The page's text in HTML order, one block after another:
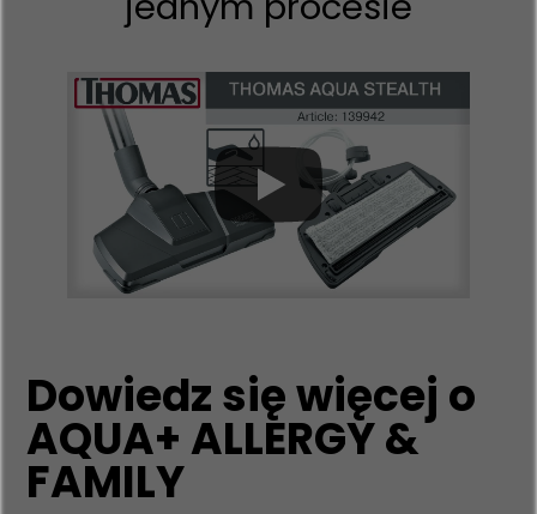
Dowiedz się więcej o
AQUA+ ALLERGY &
FAMILY